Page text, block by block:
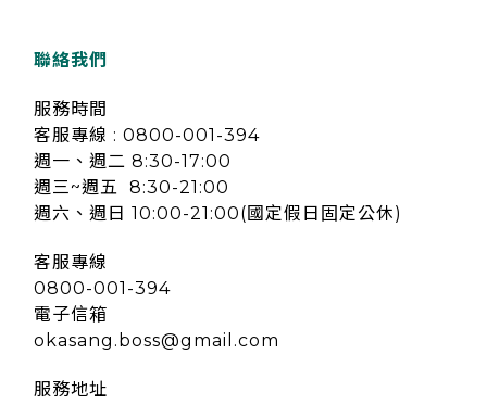
聯絡我們
服務時間
客服專線 : 0800-001-394
週一、週二 8:30-17:00
週三~週五 8:30-21:00
週六、週日 10:00-21:00(國定假日固定公休)
客服專線
0800-001-394
電子信箱
okasang.boss@gmail.com
服務地址